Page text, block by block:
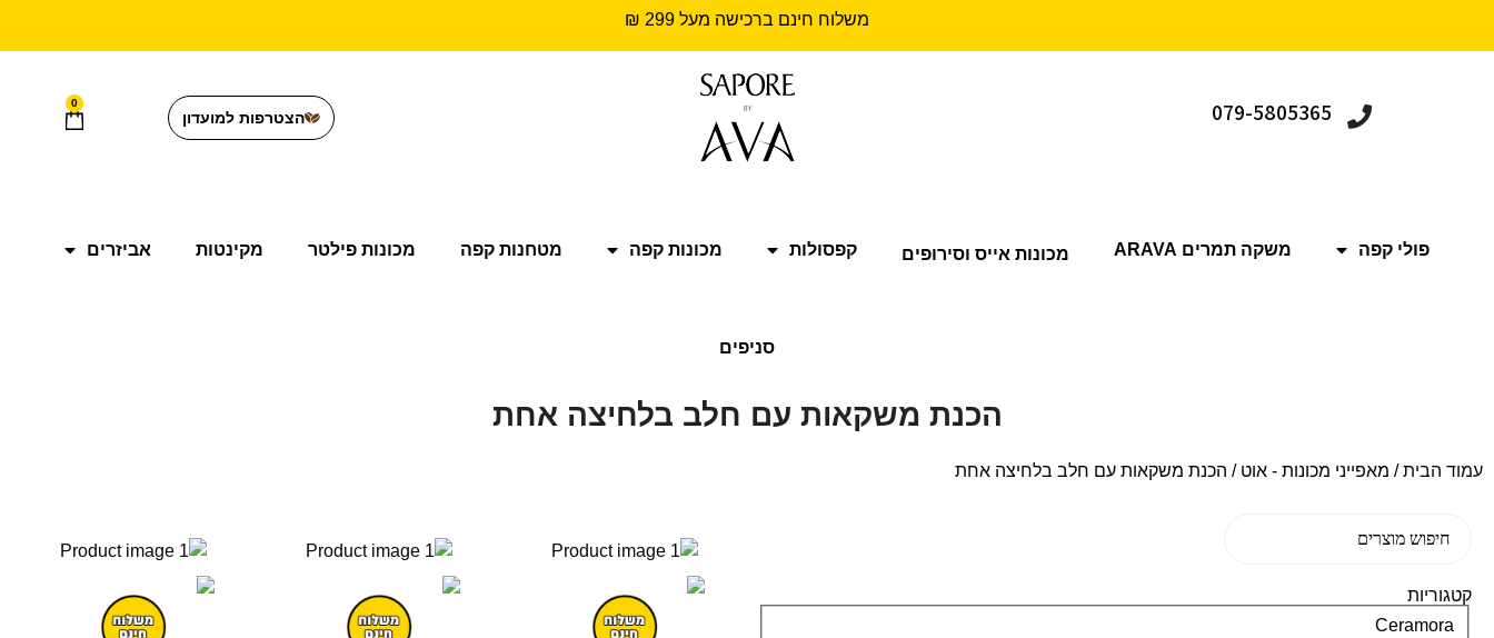
משלוח חינם ברכישה מעל 299 ₪
079-5805365 הצטרפות למועדון
0
פולי קפה משקה תמרים ARAVA מכונות אייס וסירופים קפסולות מכונות קפה מטחנות קפה מכונות פילטר מקינטות אביזרים
סניפים
הכנת משקאות עם חלב בלחיצה אחת
עמוד הבית/ מאפייני מכונות - אוט / הכנת משקאות עם חלב בלחיצה אחת
קטגוריות
Ceramora